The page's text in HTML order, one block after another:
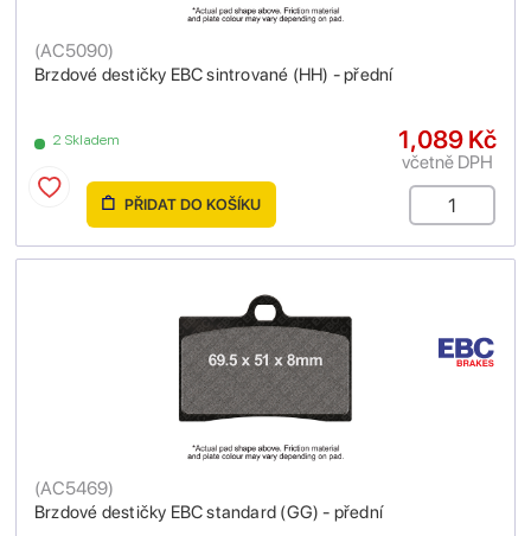
Brzdové destičky EBC sintrované (HH) - přední
(AC5090)
2 Skladem 1,089 Kč
včetně DPH
PŘIDAT DO KOŠÍKU
Brzdové destičky EBC standard (GG) - přední
(AC5469)